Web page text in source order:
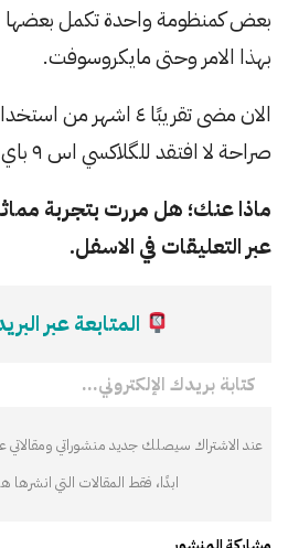
بعض كمنظومة واحدة تكمل بعضها
بهذا الامر وحتى مايكروسوفت.
صراحة لا افتقد للگلاكسي اس ٩ باي شيء.
ماذا عنك؛ هل مررت بتجربة
عبر التعليقات في الاسفل.
المتابعة عبر
عند الاشتراك سيصلك جديد منشوراتي ومقالاتي
ابدًا، فقط المقالات التي